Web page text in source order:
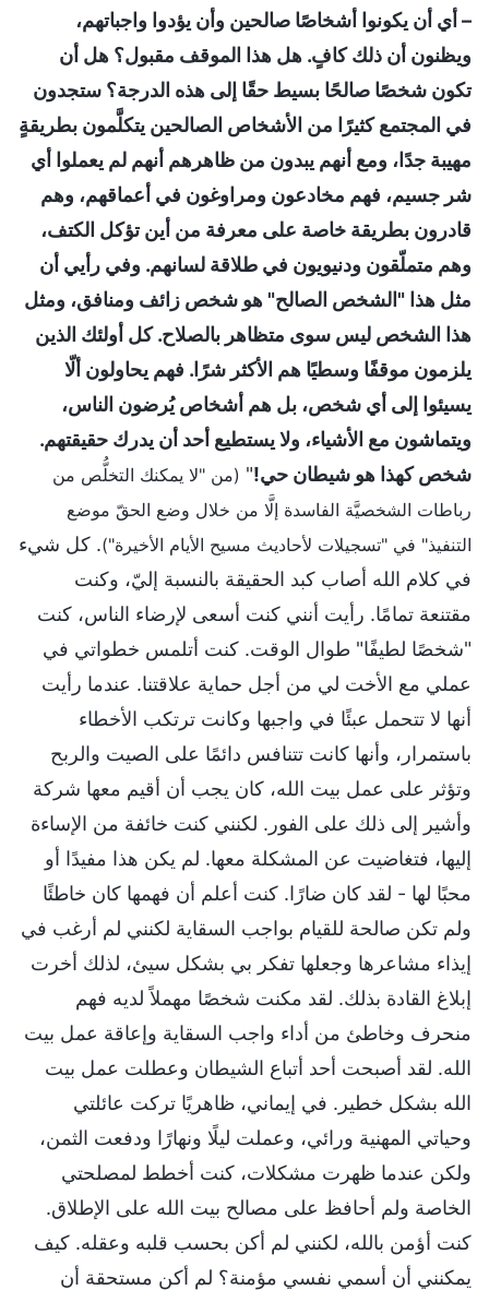
– أي أن يكونوا أشخاصًا صالحين وأن يؤدوا واجباتهم،
ويظنون أن ذلك كافٍ. هل هذا الموقف مقبول؟ هل أن
تكون شخصًا صالحًا بسيط حقًا إلى هذه الدرجة؟ ستجدون
في المجتمع كثيرًا من الأشخاص الصالحين يتكلَّمون بطريقةٍ
مهيبة جدًا، ومع أنهم يبدون من ظاهرهم أنهم لم يعملوا أي
شر جسيم، فهم مخادعون ومراوغون في أعماقهم، وهم
قادرون بطريقة خاصة على معرفة من أين تؤكل الكتف،
وهم متملّقون ودنيويون في طلاقة لسانهم. وفي رأيي أن
مثل هذا "الشخص الصالح" هو شخص زائف ومنافق، ومثل
هذا الشخص ليس سوى متظاهر بالصلاح. كل أولئك الذين
يلزمون موقفًا وسطيًا هم الأكثر شرًا. فهم يحاولون ألّا
يسيئوا إلى أي شخص، بل هم أشخاص يُرضون الناس،
ويتماشون مع الأشياء، ولا يستطيع أحد أن يدرك حقيقتهم.
شخص كهذا هو شيطان حي!" (من "لا يمكنك التخلُّص من
رباطات الشخصيَّة الفاسدة إلَّا من خلال وضع الحقّ موضع
التنفيذ" في "تسجيلات لأحاديث مسيح الأيام الأخيرة"). كل شيء
في كلام الله أصاب كبد الحقيقة بالنسبة إليّ، وكنت
مقتنعة تمامًا. رأيت أنني كنت أسعى لإرضاء الناس، كنت
"شخصًا لطيفًا" طوال الوقت. كنت أتلمس خطواتي في
عملي مع الأخت لي من أجل حماية علاقتنا. عندما رأيت
أنها لا تتحمل عبئًا في واجبها وكانت ترتكب الأخطاء
باستمرار، وأنها كانت تتنافس دائمًا على الصيت والربح
وتؤثر على عمل بيت الله، كان يجب أن أقيم معها شركة
وأشير إلى ذلك على الفور. لكنني كنت خائفة من الإساءة
إليها، فتغاضيت عن المشكلة معها. لم يكن هذا مفيدًا أو
محبًا لها - لقد كان ضارًا. كنت أعلم أن فهمها كان خاطئًا
ولم تكن صالحة للقيام بواجب السقاية لكنني لم أرغب في
إيذاء مشاعرها وجعلها تفكر بي بشكل سيئ، لذلك أخرت
إبلاغ القادة بذلك. لقد مكنت شخصًا مهملاً لديه فهم
منحرف وخاطئ من أداء واجب السقاية وإعاقة عمل بيت
الله. لقد أصبحت أحد أتباع الشيطان وعطلت عمل بيت
الله بشكل خطير. في إيماني، ظاهريًا تركت عائلتي
وحياتي المهنية ورائي، وعملت ليلًا ونهارًا ودفعت الثمن،
ولكن عندما ظهرت مشكلات، كنت أخطط لمصلحتي
الخاصة ولم أحافظ على مصالح بيت الله على الإطلاق.
كنت أؤمن بالله، لكنني لم أكن بحسب قلبه وعقله. كيف
يمكنني أن أسمي نفسي مؤمنة؟ لم أكن مستحقة أن